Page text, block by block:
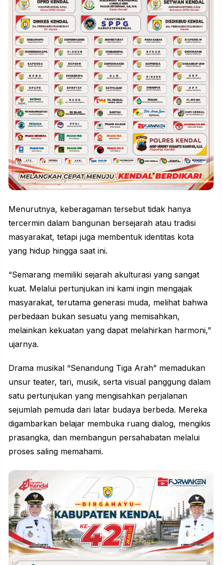
Menurutnya, keberagaman tersebut tidak hanya
tercermin dalam bangunan bersejarah atau tradisi
masyarakat, tetapi juga membentuk identitas kota
yang hidup hingga saat ini.
“Semarang memiliki sejarah akulturasi yang sangat
kuat. Melalui pertunjukan ini kami ingin mengajak
masyarakat, terutama generasi muda, melihat bahwa
perbedaan bukan sesuatu yang memisahkan,
melainkan kekuatan yang dapat melahirkan harmoni,”
ujarnya.
Drama musikal “Senandung Tiga Arah” memadukan
unsur teater, tari, musik, serta visual panggung dalam
satu pertunjukan yang mengisahkan perjalanan
sejumlah pemuda dari latar budaya berbeda. Mereka
digambarkan belajar membuka ruang dialog, mengikis
prasangka, dan membangun persahabatan melalui
proses saling memahami.